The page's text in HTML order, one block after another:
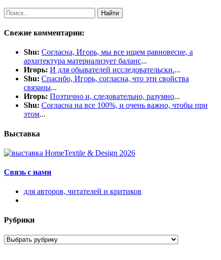
Найти
Свежие комментарии:
Shu: Согласна, Игорь, мы все ищем равновесие, а
архитектура материализует баланс...
Игорь: И для обывателей исследовательски....
Shu: Спасибо, Игорь, согласна, что эти свойства
связаны...
Игорь: Поэтично и, следовательно, разумно...
Shu: Согласна на все 100%, и очень важно, чтобы при
этом...
Выставка
Связь с нами
для авторов, читателей и критиков
Рубрики